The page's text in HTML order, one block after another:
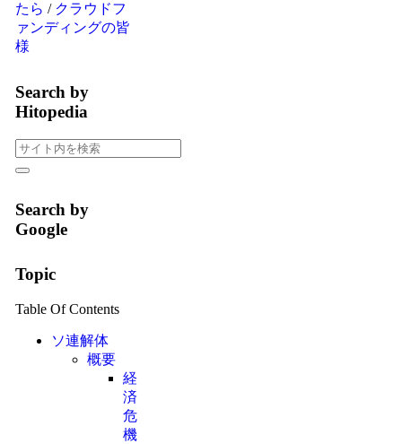
たら / クラウドフ
ァンディングの皆
様
Search by
Hitopedia
Search by
Google
Topic
Table Of Contents
ソ連解体
概要
経
済
危
機